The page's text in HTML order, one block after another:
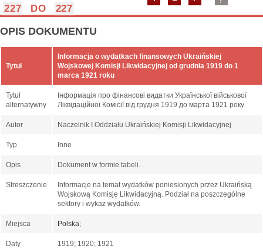
227
DO 227
OPIS DOKUMENTU
Tytuł
Informacja o wydatkach finansowych Ukraińskiej
Wojskowej Komisji Likwidacyjnej od grudnia 1919 do 1
marca 1921 roku
Tytuł
alternatywny
Інформація про фінансові видатки Української військової
Ліквідаційної Комісії від грудня 1919 до марта 1921 року
Autor Naczelnik I Oddziału Ukraińskiej Komisji Likwidacyjnej
Typ Inne
Opis Dokument w formie tabeli.
Streszczenie
Informacje na temat wydatków poniesionych przez Ukraińską
Wojskową Komisję Likwidacyjną. Podział na poszczególne
sektory i wykaz wydatków.
Miejsca Polska;
Daty 1919; 1920; 1921